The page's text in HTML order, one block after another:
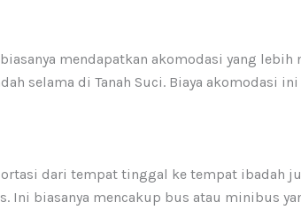
mendapatkan akomodasi yang lebih
selama di Tanah Suci. Biaya akomodasi
dari tempat tinggal ke tempat ibadah
Ini biasanya mencakup bus atau minibus